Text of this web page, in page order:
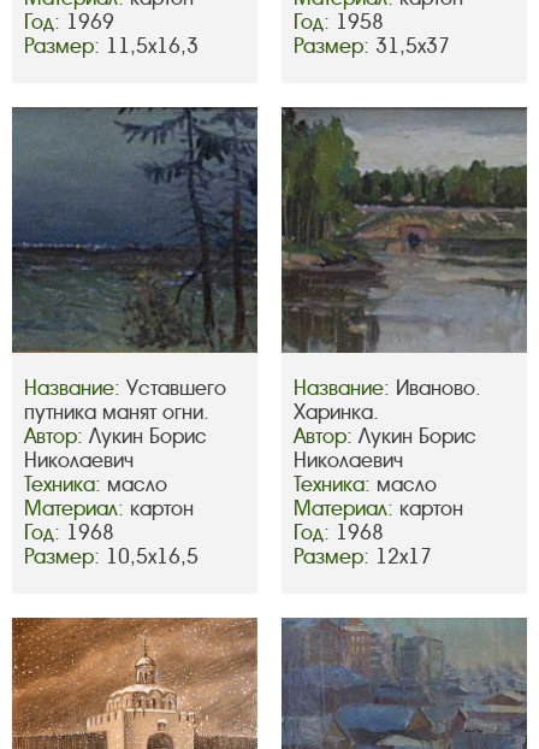
Год: 1969
Размер: 11,5х16,3
Год: 1958
Размер: 31,5х37
Название: Уставшего
путника манят огни.
Автор: Лукин Борис
Николаевич
Техника: масло
Материал: картон
Год: 1968
Размер: 10,5х16,5
Название: Иваново.
Харинка.
Автор: Лукин Борис
Николаевич
Техника: масло
Материал: картон
Год: 1968
Размер: 12х17